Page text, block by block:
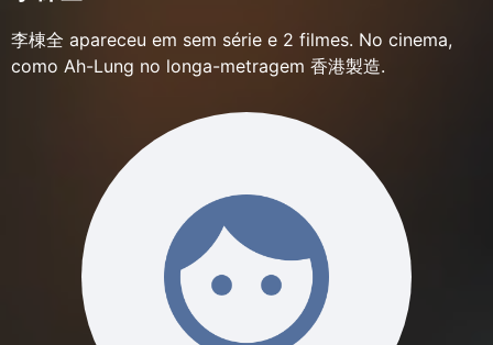
李棟全 apareceu em sem série e 2 filmes. No cinema,
como Ah-Lung no longa-metragem 香港製造.